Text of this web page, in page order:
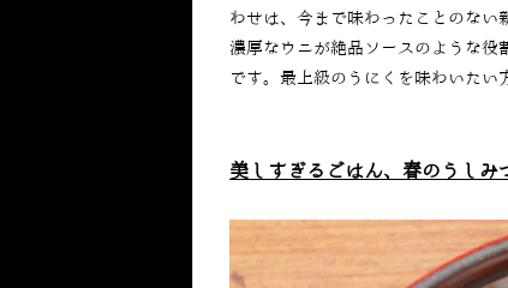
わせは、今まで味わったことのな
濃厚なウニが絶品ソースのような役
です。最上級のうにくを味わいたい
美しすぎるごはん、春のうしみ